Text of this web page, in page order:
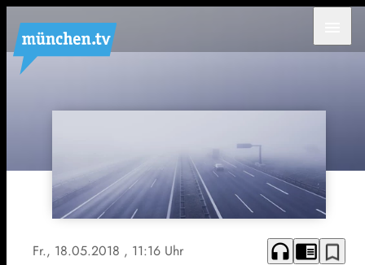
Fr., 18.05.2018 , 11:16 Uhr headphones chrome_reader_mode bookmark_border